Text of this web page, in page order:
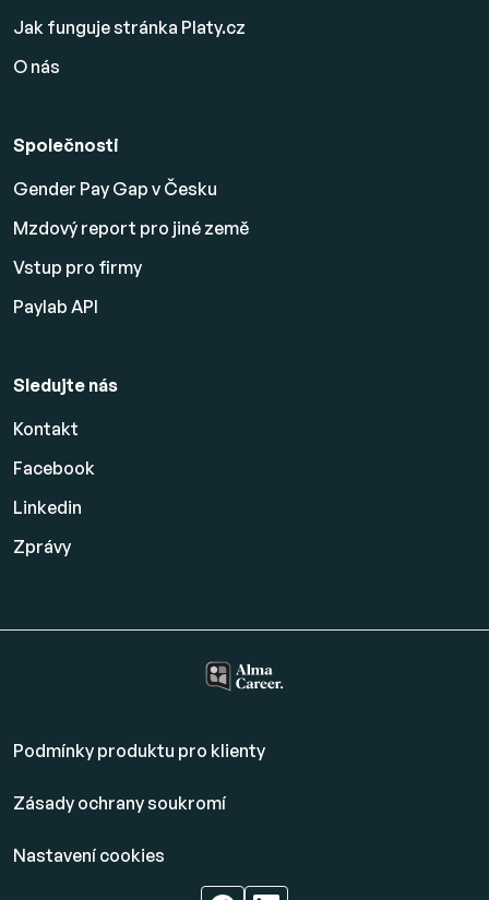
Jak funguje stránka Platy.cz
O nás
Společnosti
Gender Pay Gap v Česku
Mzdový report pro jiné země
Vstup pro firmy
Paylab API
Sledujte nás
Kontakt
Facebook
Linkedin
Zprávy
Podmínky produktu pro klienty
Zásady ochrany soukromí
Nastavení cookies